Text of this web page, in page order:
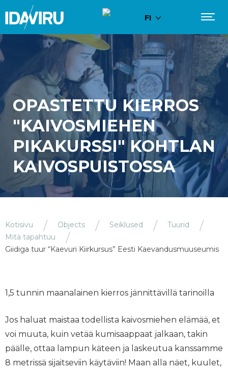
FI
OPASTETTU KIERROS
"KAIVOSMIEHEN
PIKAKURSSI" KOHTLAN
KAIVOSPUISTOSSA
Kotisivu Objects Seiklused
Tuurid
Mitä tapahtuu
Giidiga tuur “Kaevuri Kiirkursus” Eesti Kaevandusmuuseumis
1,5 tunnin maanalainen kierros jännittävillä tarinoilla
Jos haluat maistaa todellista kaivosmiehen elämää, et
voi muuta, kuin vetää kumisaappaat jalkaan, takin
päälle, ottaa lampun käteen ja laskeutua kanssamme
8 metrissä sijaitseviin käytäviin! Maan alla näet, kuulet,